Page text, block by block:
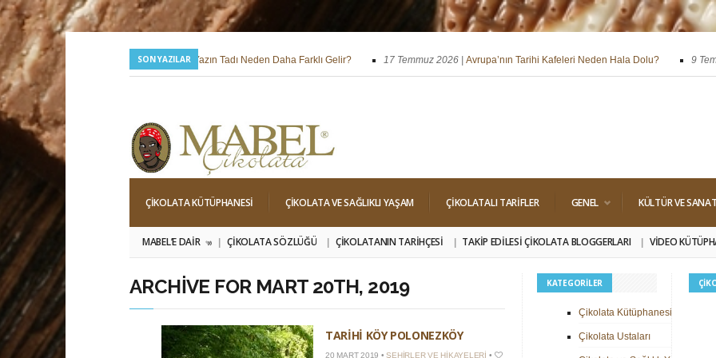
SON YAZILAR
24 Temmuz 2026 |Yazın Tadı Neden Daha Farklı Gelir? 17 Temmuz 2026 |Avrupa’nın Tarihi Kafeleri Neden Hala Dolu? 9
6 Mayıs 2026 |Hıdırellez; Dilek, Niyet ve Baharı Karşılama Hissi 29 Nisan 2026 |Dört Klasik Dolgu: Pralin, Ganaj, Krokant ve Trüf
ÇIKOLATA KÜTÜPHANESI ÇIKOLATA VE SAĞLIKLI YAŞAM ÇIKOLATALI TARIFLER GENEL KÜLTÜR VE SANAT
MABEL’E DAIR » ÇIKOLATA SÖZLÜĞÜ ÇIKOLATANIN TARIHÇESI TAKIP EDILESI ÇIKOLATA BLOGGERLARI VIDEO
ARCHIVE FOR MART 20TH, 2019
TARIHI KÖY POLONEZKÖY
20 MART 2019 •ŞEHIRLER VE HIKAYELERI •
KATEGORILER
Çikolata Kütüphanesi
Çikolata Ustaları